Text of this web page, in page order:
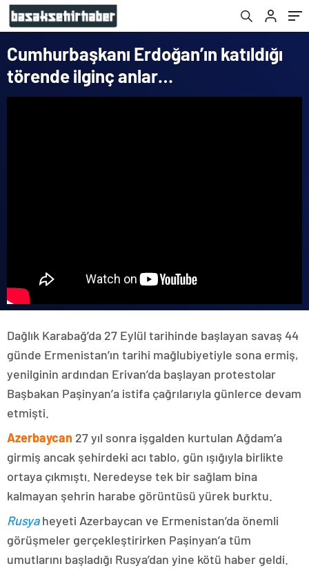
Cumhurbaşkanı Erdoğan’ın katıldığı
törende ilginç anlar…
Dağlık Karabağ’da 27 Eylül tarihinde başlayan savaş 44
günde Ermenistan’ın tarihi mağlubiyetiyle sona ermiş,
yenilginin ardından Erivan’da başlayan protestolar
Başbakan Paşinyan’a istifa çağrılarıyla günlerce devam
etmişti.
Azerbaycan 27 yıl sonra işgalden kurtulan Ağdam’a
girmiş ancak şehirdeki acı tablo, gün ışığıyla birlikte
ortaya çıkmıştı. Neredeyse tek bir sağlam bina
kalmayan şehrin harabe görüntüsü yürek burktu.
Rusyaheyeti Azerbaycan ve Ermenistan’da önemli
görüşmeler gerçekleştirirken Paşinyan’a tüm
umutlarını başladığı Rusya’dan yine kötü haber geldi.